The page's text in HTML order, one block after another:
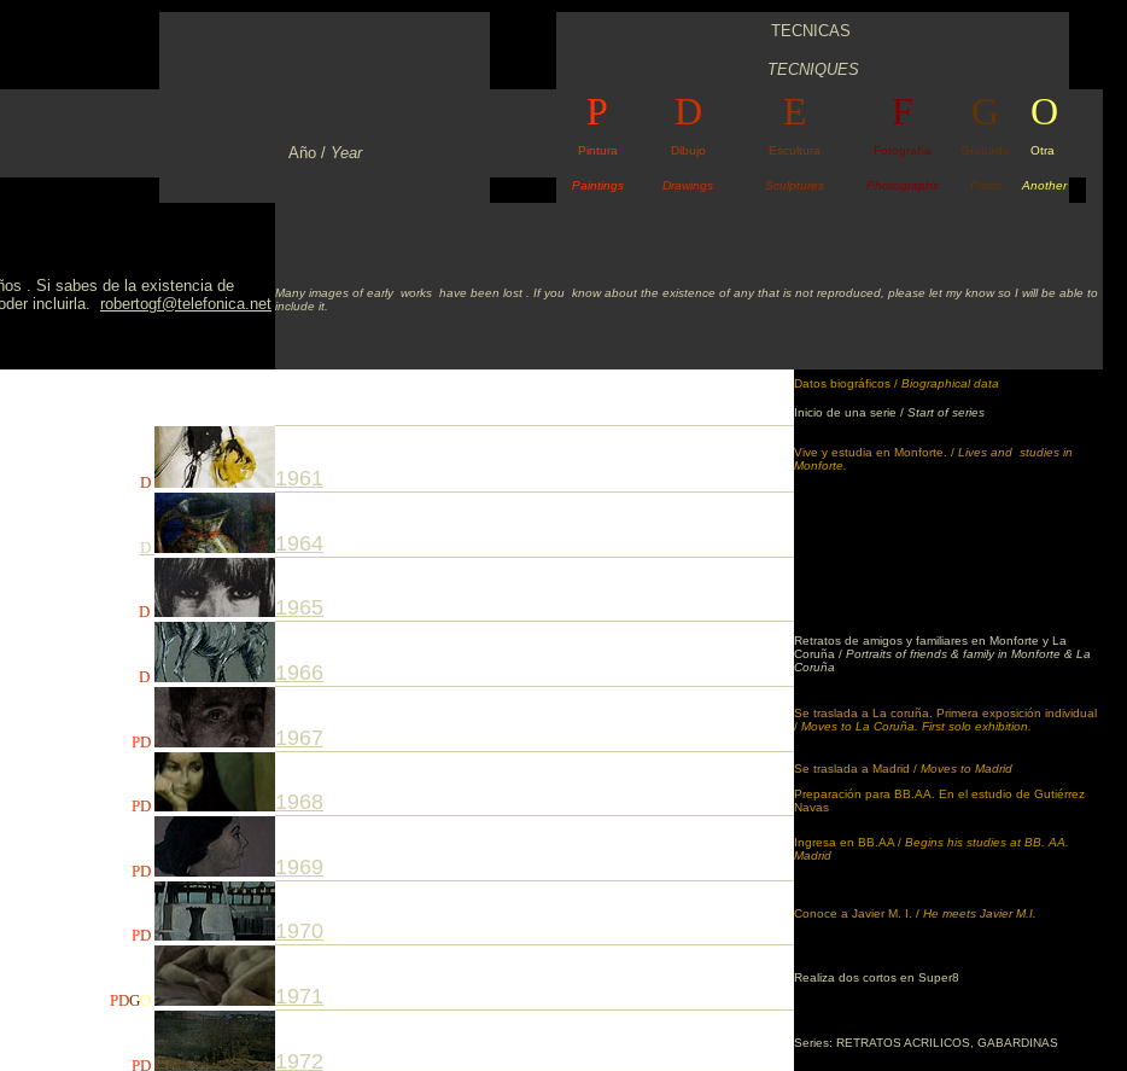
Año / Year
TECNICAS
TECNIQUES
P D E F G O
Pintura Dibujo Escultura Fotografía Grabado Otra
Paintings Drawings Sculptures Photographs Prints Another
. Si sabes de la existencia de
incluirla. robertogf@telefonica.net
Many images of early works have been lost . If you know about the existence of any that is not reproduced, please let my know so I will be able to
include it.
Datos biográficos / Biographical data
Inicio de una serie / Start of series
D 1961
Vive y estudia en Monforte. / Lives and studies in
Monforte.
D 1964
D 1965
D 1966
Retratos de amigos y familiares en Monforte y La
Coruña / Portraits of friends & family in Monforte & La
Coruña
PD 1967
Se traslada a La coruña. Primera exposición individual
/ Moves to La Coruña. First solo exhibition.
PD 1968
Se traslada a Madrid / Moves to Madrid
Preparación para BB.AA. En el estudio de Gutiérrez
Navas
PD 1969
Ingresa en BB.AA / Begins his studies at BB. AA.
Madrid
PD 1970
Conoce a Javier M. I. / He meets Javier M.I.
PDGO 1971
Realiza dos cortos en Super8
PD 1972
Series: RETRATOS ACRILICOS, GABARDINAS